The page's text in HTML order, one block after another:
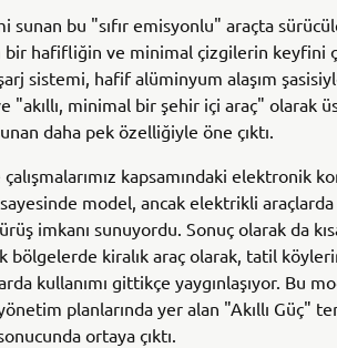
sunan bu "sıfır emisyonlu" araçta
hafifliğin ve minimal çizgilerin keyfini
sistemi, hafif alüminyum alaşım
minimal bir şehir içi araç" olarak
daha pek özelliğiyle öne çıktı.
kapsamındaki elektronik
model, ancak elektrikli
imkanı sunuyordu. Sonuç olarak da
bölgelerde kiralık araç olarak, tatil
kullanımı gittikçe yaygınlaşıyor. Bu
planlarında yer alan "Akıllı Güç"
ortaya çıktı.